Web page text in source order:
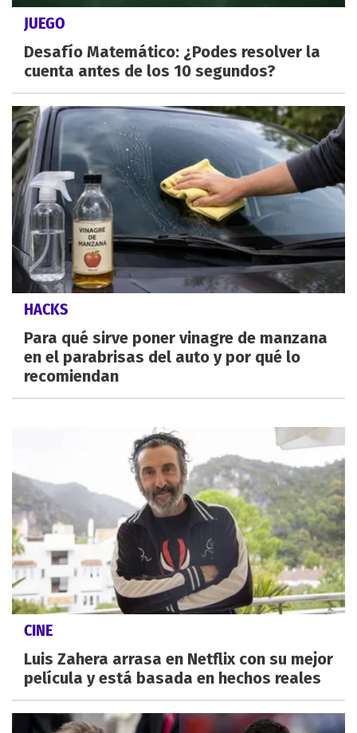
JUEGO
Desafío Matemático: ¿Podes resolver la
cuenta antes de los 10 segundos?
HACKS
Para qué sirve poner vinagre de manzana
en el parabrisas del auto y por qué lo
recomiendan
CINE
Luis Zahera arrasa en Netflix con su mejor
película y está basada en hechos reales